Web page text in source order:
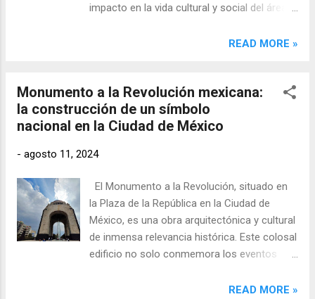
impacto en la vida cultural y social del área.
una obra de ingeniería y diseño que combina
READ MORE »
Monumento a la Revolución mexicana:
la construcción de un símbolo
nacional en la Ciudad de México
- agosto 11, 2024
El Monumento a la Revolución, situado en
la Plaza de la República en la Ciudad de
México, es una obra arquitectónica y cultural
de inmensa relevancia histórica. Este colosal
edificio no solo conmemora los eventos
READ MORE »